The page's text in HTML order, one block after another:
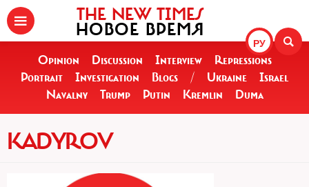
РУ
THE NEW TIMES
НОВОЕ ВРЕМЯ
Opinion Discussion Interview
Repressions
Portrait
Investigation Blogs / Ukraine
Israel
Navalny
Trump Putin Kremlin Duma
KADYROV